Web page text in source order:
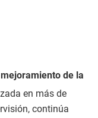
de la
en más de
continúa